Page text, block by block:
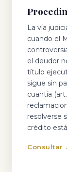
La vía
cuando el
el deudor
título
sigue sin
cuantía
resolverse
crédito
Consultar